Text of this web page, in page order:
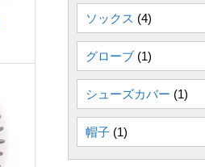
ソックス (4)
グローブ (1)
シューズカバー (1)
帽子 (1)